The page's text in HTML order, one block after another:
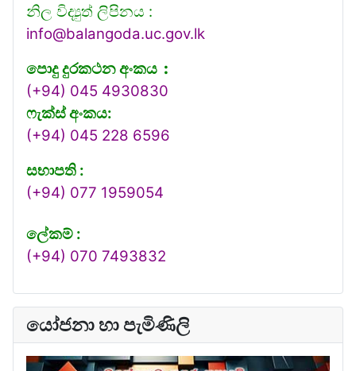
නිල විද්‍යුත් ලිපිනය :
info@balangoda.uc.gov.lk
පොදු දුරකථන අංකය :
(+94) 045 4930830
ෆැක්ස් අංකය:
(+94) 045 228 6596
සභාපති :
(+94) 077 1959054
ලේකම් :
(+94) 070 7493832
යෝජනා හා පැමිණිලි